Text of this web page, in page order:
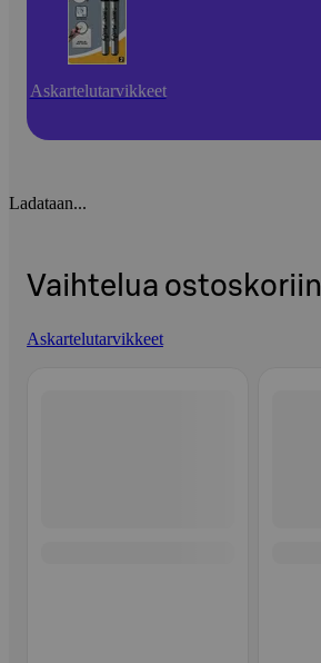
Askartelutarvikkeet
Ladataan...
Vaihtelua ostoskoriin
Askartelutarvikkeet